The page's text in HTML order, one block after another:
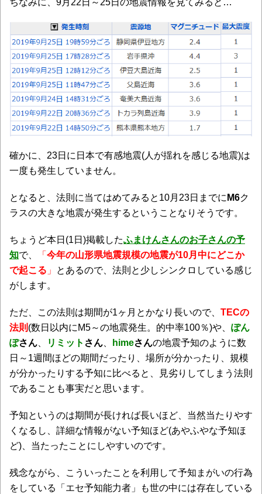
ちなみに、9月22日～25日の地震情報を見てみると…
確かに、23日に日本で有感地震(人が揺れを感じる地震)は
一度も発生していません。
となると、法則に当てはめてみると10月23日までに M6ク
ラスの大きな地震が発生するということなりそうです。
ちょうど本日(1日)掲載したふまけんさんのお子さんの予
知で、 「 今年の山形県地震規模の地震が10月中にどこか
で起こる 」
とあるので、法則と少しシンクロしている感じ
がします。
ただ、この法則は期間が1ヶ月とかなり長いので、 TECの
法則 (数日以内にM5～の地震発生。的中率100％)や、 ぽん
ぽさん リミット さん himeさんの地震予知のように数
日～1週間ほどの期間だったり、場所が分かったり、規模
が分かったりする予知に比べると、見劣りしてしまう法則
であることも事実だと思います。
予知というのは期間が長ければ長いほど、当然当たりやす
くなるし、詳細な情報がない予知ほど(あやふやな予知ほ
ど)、当たったことにしやすいのです。
残念ながら、こういったことを利用して予知まがいの行為
をしている「エセ予知能力者」も世の中には存在している